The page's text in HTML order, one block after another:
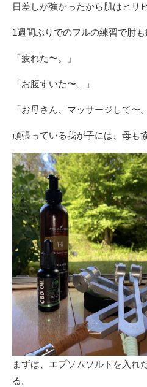
日差しが強かったから肌はヒリヒ
1週間ぶりでのフルの練習で肘も
「疲れた〜。」
「お腹すいた〜。」
「お母さん、マッサージして〜。
頑張っている我が子には、母も
まずは、エプソムソルトを入れ
る。